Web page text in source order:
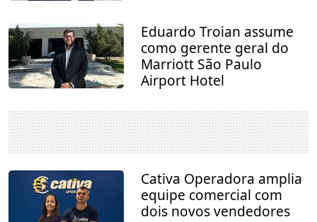
Eduardo Troian assume
como gerente geral do
Marriott São Paulo
Airport Hotel
Cativa Operadora amplia
equipe comercial com
dois novos vendedores